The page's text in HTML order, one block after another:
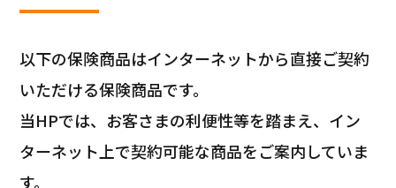
以下の保険商品はインターネットから直接ご契約
いただける保険商品です。
当HPでは、お客さまの利便性等を踏まえ、イン
ターネット上で契約可能な商品をご案内していま
す。